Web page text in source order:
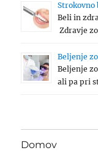
Strokovno
Beli in
Zdravje
Beljenje
Beljenje
ali pa pri
Domov